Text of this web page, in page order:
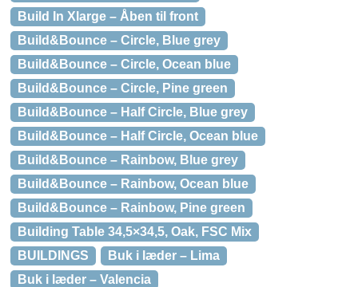
Build In Xlarge – Åben til front
Build&Bounce – Circle, Blue grey
Build&Bounce – Circle, Ocean blue
Build&Bounce – Circle, Pine green
Build&Bounce – Half Circle, Blue grey
Build&Bounce – Half Circle, Ocean blue
Build&Bounce – Rainbow, Blue grey
Build&Bounce – Rainbow, Ocean blue
Build&Bounce – Rainbow, Pine green
Building Table 34,5×34,5, Oak, FSC Mix
BUILDINGS
Buk i læder – Lima
Buk i læder – Valencia